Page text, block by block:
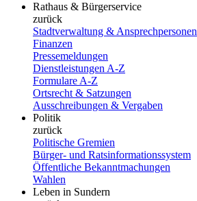
Rathaus & Bürgerservice
zurück
Stadtverwaltung & Ansprechpersonen
Finanzen
Pressemeldungen
Dienstleistungen A-Z
Formulare A-Z
Ortsrecht & Satzungen
Ausschreibungen & Vergaben
Politik
zurück
Politische Gremien
Bürger- und Ratsinformationssystem
Öffentliche Bekanntmachungen
Wahlen
Leben in Sundern